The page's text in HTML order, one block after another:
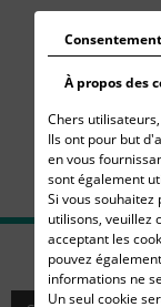
Consentement
À propos des
Chers
Ils ont pour but
en vous
sont également
Si vous souhaitez
utilisons, veuillez
acceptant les
pouvez
informations ne
Un seul cookie